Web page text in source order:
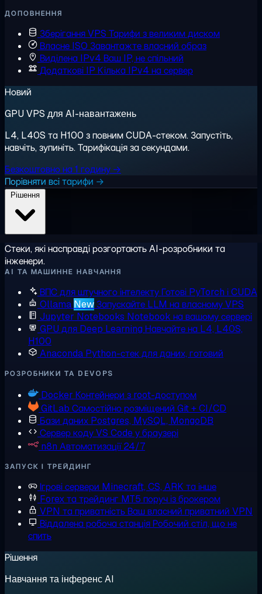
ДОПОВНЕННЯ
Зберігання VPS Тарифи з великим диском
Власне ISO Завантажте власний образ
Виділена IPv4 Ваш IP, не спільний
Додаткові IP Кілька IPv4 на сервер
Новий
GPU VPS для AI-навантажень
L4, L40S та H100 з повним CUDA-стеком. Запустіть,
навчіть, зупиніть. Тарифікація за секундами.
Безкоштовно на 1 годину →
Порівняти всі тарифи →
Стеки, які насправді розгортають AI-розробники та
інженери.
AI ТА МАШИННЕ НАВЧАННЯ
ВПС для штучного інтелектуГотові PyTorch і CUDA
Ollama NewЗапускайте LLM на власному VPS
Jupyter Notebooks Notebook на вашому сервері
GPU для Deep Learning Навчайте на L4, L40S,
H100
Anaconda Python-стек для даних, готовий
РОЗРОБНИКИ ТА DEVOPS
Docker Контейнери з root-доступом
GitLab Самостійно розміщений Git + CI/CD
Бази даних Postgres, MySQL, MongoDB
Сервер кодуVS Code у браузері
n8n Автоматизації 24/7
ЗАПУСК І ТРЕЙДИНГ
Ігрові сервери Minecraft, CS, ARK та інше
Forex та трейдинг MT5 поруч із брокером
VPN та приватністьВаш власний приватний VPN
Віддалена робоча станціяРобочий стіл, що не
спить
Рішення
Навчання та інференс AI